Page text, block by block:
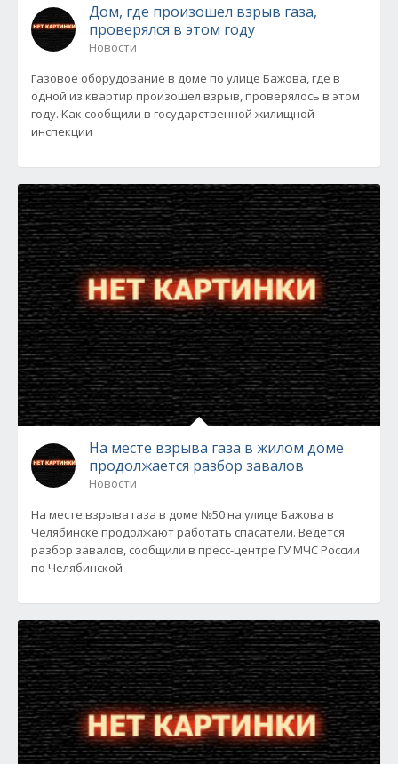
Дом, где произошел взрыв газа,
проверялся в этом году
Новости
Газовое оборудование в доме по улице Бажова, где в
одной из квартир произошел взрыв, проверялось в этом
году. Как сообщили в государственной жилищной
инспекции
На месте взрыва газа в жилом доме
продолжается разбор завалов
Новости
На месте взрыва газа в доме №50 на улице Бажова в
Челябинске продолжают работать спасатели. Ведется
разбор завалов, сообщили в пресс-центре ГУ МЧС России
по Челябинской